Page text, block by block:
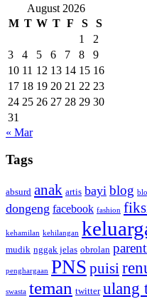
August 2026
M T W T F S
S
1
2
3
4 5 6 7 8
9
10 11 12 13 14 15 16
17 18 19 20 21 22 23
24 25 26 27 28 29 30
31
« Mar
Tags
absurd anak artis bayi blog
dongeng facebook fashion
kehamilan kehilangan
mudik nggak jelas obrolan
penghargaan PNS puisi
swasta teman twitter ulang